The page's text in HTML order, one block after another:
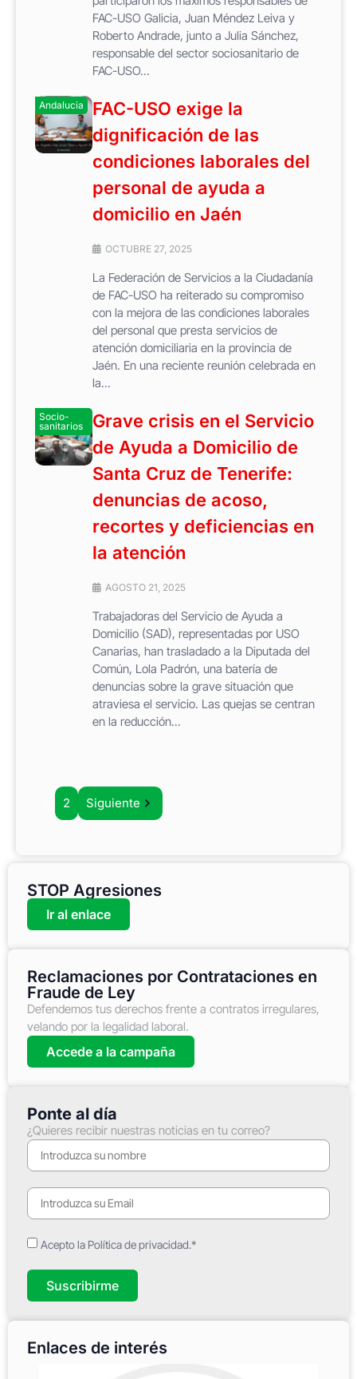
FAC-USO Galicia, Juan Méndez Leiva y
Roberto Andrade, junto a Julia Sánchez,
responsable del sector sociosanitario de
FAC-USO...
Andalucia
FAC-USO exige la
dignificación de las
condiciones laborales del
personal de ayuda a
domicilio en Jaén
OCTUBRE 27, 2025
La Federación de Servicios a la Ciudadanía
de FAC-USO ha reiterado su compromiso
con la mejora de las condiciones laborales
del personal que presta servicios de
atención domiciliaria en la provincia de
Jaén. En una reciente reunión celebrada en
la...
Socio-
sanitarios
Grave crisis en el Servicio
de Ayuda a Domicilio de
Santa Cruz de Tenerife:
denuncias de acoso,
recortes y deficiencias en
la atención
AGOSTO 21, 2025
Trabajadoras del Servicio de Ayuda a
Domicilio (SAD), representadas por USO
Canarias, han trasladado a la Diputada del
Común, Lola Padrón, una batería de
denuncias sobre la grave situación que
atraviesa el servicio. Las quejas se centran
en la reducción...
2 Siguiente
STOP Agresiones
Ir al enlace
Reclamaciones por Contrataciones en
Fraude de Ley
Defendemos tus derechos frente a contratos irregulares,
velando por la legalidad laboral.
Accede a la campaña
Ponte al día
¿Quieres recibir nuestras noticias en tu correo?
Acepto la Política de privacidad.*
Suscribirme
Enlaces de interés